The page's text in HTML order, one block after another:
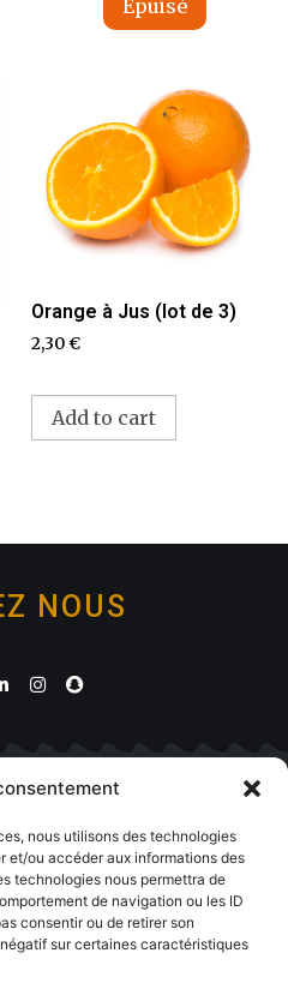
nous utilisons des technologies
et/ou accéder aux informations des
technologies nous permettra de
de navigation ou les ID
consentir ou de retirer son
sur certaines caractéristiques
Orange à Jus (lot de 3)
2,30€
Add to cart
NOUS